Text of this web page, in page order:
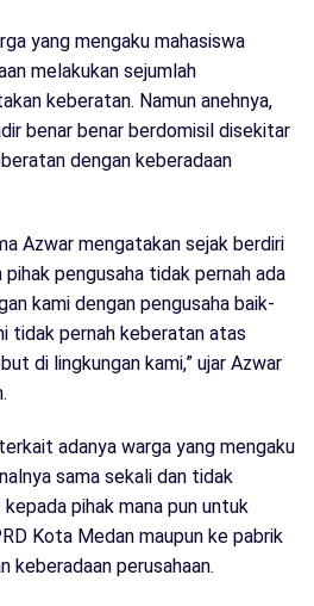
yang mengaku mahasiswa
melakukan sejumlah
keberatan. Namun anehnya,
benar benar berdomisil disekitar
dengan keberadaan
Azwar mengatakan sejak berdiri
pengusaha tidak pernah ada
kami dengan pengusaha baik-
tidak pernah keberatan atas
di lingkungan kami,” ujar Azwar
adanya warga yang mengaku
sama sekali dan tidak
pihak mana pun untuk
Kota Medan maupun ke pabrik
keberadaan perusahaan.